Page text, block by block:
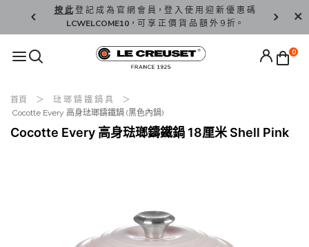
按 此登 記 成 為 官 網 會 員，登 入 使 用 迎 新 優 惠 碼
LCWELCOME10，可 享 正 價 貨 品 額 外 9 折。
香 港 / 澳
0
首頁
琺 瑯 鑄 鐵 鍋 具
Cocotte Every 高身琺瑯鑄鐵鍋 (黑色內鍋)
Cocotte Every 高身琺瑯鑄鐵鍋 18厘米 Shell Pink